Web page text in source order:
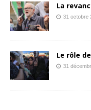
La
31 octobre
Le rôle
31